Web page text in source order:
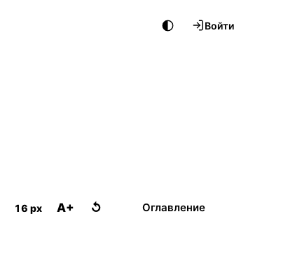
Войти
16 px A+ ↺ Оглавление